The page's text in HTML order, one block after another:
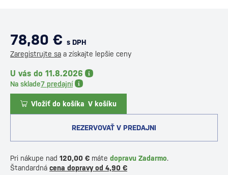
78,80 € s DPH
Zaregistrujte sa a získajte lepšie ceny
U vás do 11.8.2026
Na sklade7 predajní
Vložiť do košíka V košíku
REZERVOVAŤ V PREDAJNI
Pri nákupe nad 120,00 € máte dopravu Zadarmo.
Štandardná cena dopravy od 4,90 €